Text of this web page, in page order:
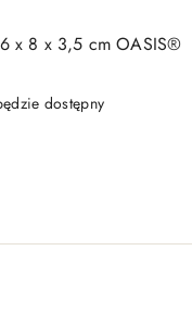
x 8 x 3,5 cm OASIS®
dostępny